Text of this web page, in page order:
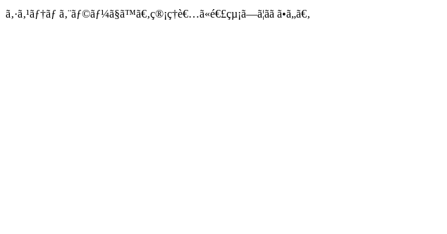
ã‚·ã‚¹ãƒ†ãƒ ã‚¨ãƒ©ãƒ¼ã§ã™ã€‚ç®¡ç†è€…ã«é€£çµ¡ã—ã¦ãã ã•ã„ã€‚